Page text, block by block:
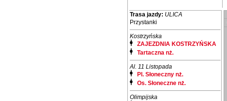
Trasa jazdy: ULICA
Przystanki
Kostrzyńska
ZAJEZDNIA KOSTRZYŃSKA
Tartaczna nż.
Al. 11 Listopada
Pl. Słoneczny nż.
Os. Słoneczne nż.
Olimpijska